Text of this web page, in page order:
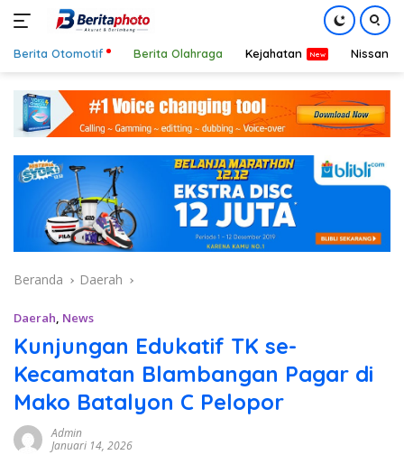
konten
Berita Otomotif Berita Olahraga Kejahatan Nissan
Beranda Daerah
Daerah, News
Kunjungan Edukatif TK se-
Kecamatan Blambangan Pagar di
Mako Batalyon C Pelopor
Admin
Januari 14, 2026